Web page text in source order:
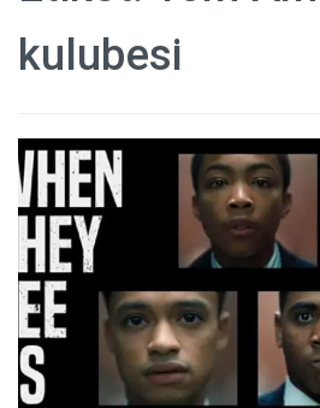
kulubesi